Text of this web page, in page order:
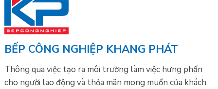
BẾP CÔNG NGHIỆP KHANG PHÁT
Thông qua việc tạo ra môi trường làm việc hưng phấn
cho người lao động và thỏa mãn mong muốn của khách